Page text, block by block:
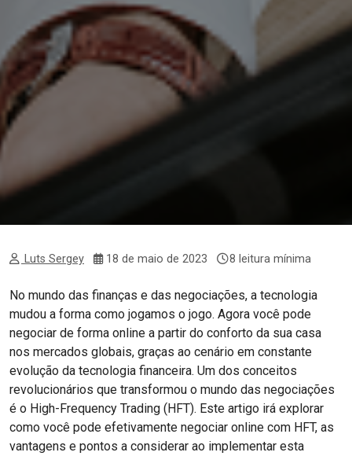
Luts Sergey 18 de maio de 2023 8 leitura mínima
No mundo das finanças e das negociações, a tecnologia
mudou a forma como jogamos o jogo. Agora você pode
negociar de forma online a partir do conforto da sua casa
nos mercados globais, graças ao cenário em constante
evolução da tecnologia financeira. Um dos conceitos
revolucionários que transformou o mundo das negociações
é o High-Frequency Trading (HFT). Este artigo irá explorar
como você pode efetivamente negociar online com HFT, as
vantagens e pontos a considerar ao implementar esta